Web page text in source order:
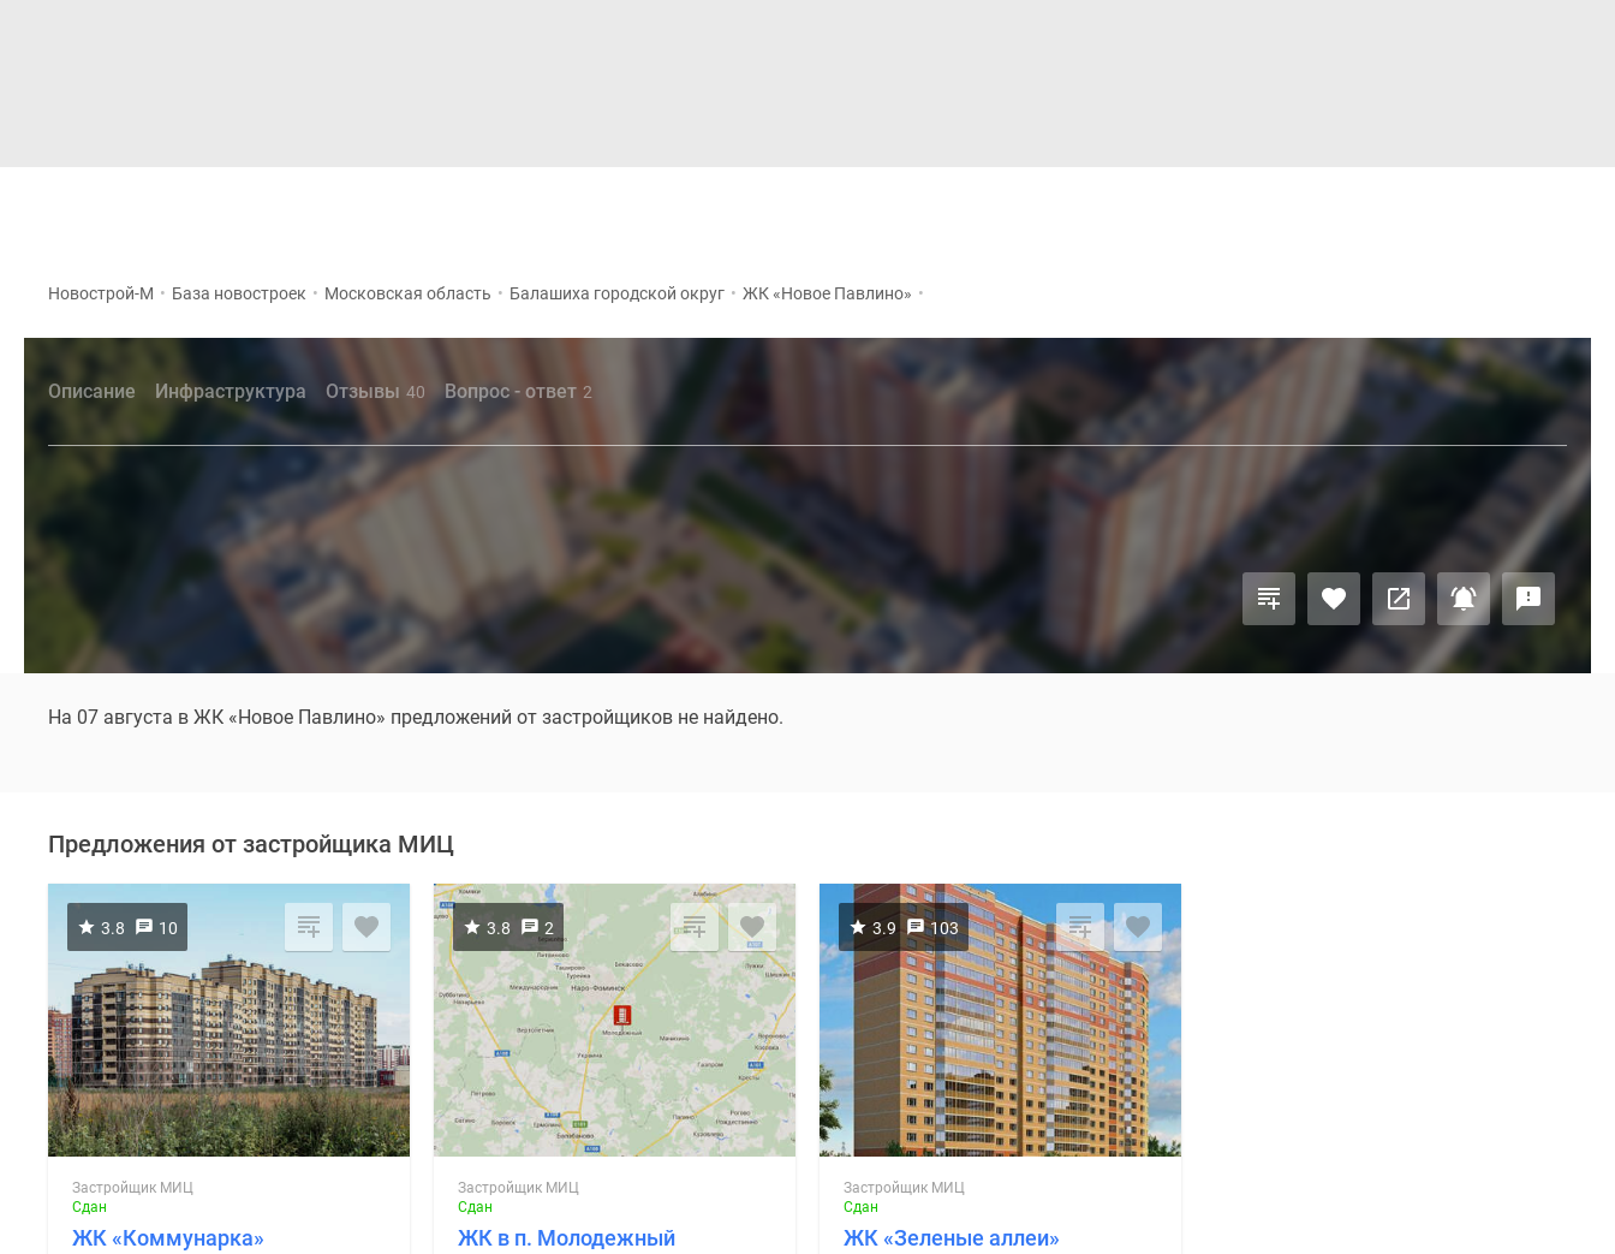
Новострой-М • База новостроек • Московская область • Балашиха городской округ • ЖК «Новое Павлино» •
Описание Инфраструктура Отзывы 40 Вопрос - ответ 2
На 07 августа в ЖК «Новое Павлино» предложений от застройщиков не найдено.
Предложения от застройщика МИЦ
3.8 10
Застройщик МИЦ
Сдан
ЖК «Коммунарка»
Посмотреть ещё
1
3.8 2
Застройщик МИЦ
Сдан
ЖК в п. Молодежный
3.9 103
Застройщик МИЦ
Сдан
ЖК «Зеленые аллеи»